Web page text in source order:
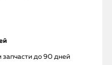
запчасти до 90 дней